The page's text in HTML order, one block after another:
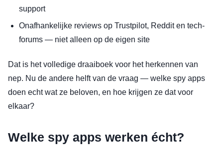
support
Onafhankelijke reviews op Trustpilot, Reddit en tech-
forums — niet alleen op de eigen site
Dat is het volledige draaiboek voor het herkennen van
nep. Nu de andere helft van de vraag — welke spy apps
doen echt wat ze beloven, en hoe krijgen ze dat voor
elkaar?
Welke spy apps werken écht?